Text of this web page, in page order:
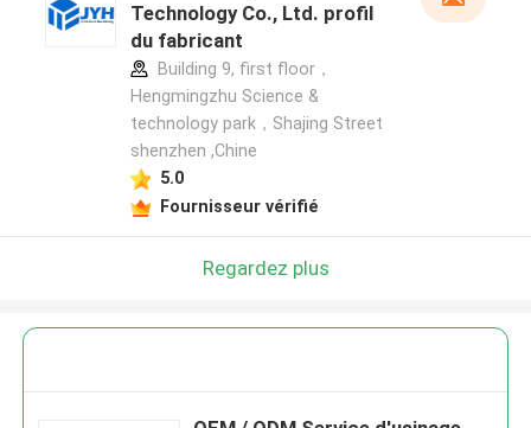
Technology Co., Ltd. profil
du fabricant
Building 9, first floor，
Hengmingzhu Science &
technology park，Shajing Street
shenzhen ,Chine
5.0
Fournisseur vérifié
Regardez plus